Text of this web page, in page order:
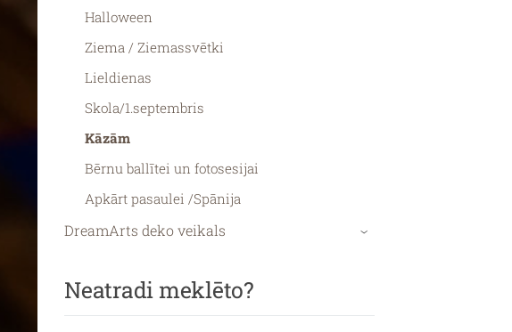
Halloween
Ziema / Ziemassvētki
Lieldienas
Skola/1.septembris
Kāzām
Bērnu ballītei un fotosesijai
Apkārt pasaulei /Spānija
DreamArts deko veikals ›
Neatradi meklēto?